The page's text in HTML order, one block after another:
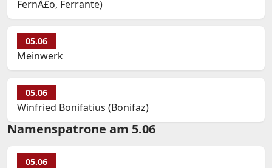
FernÃ£o, Ferrante)
05.06
Meinwerk
05.06
Winfried Bonifatius (Bonifaz)
Namenspatrone am 5.06
05.06